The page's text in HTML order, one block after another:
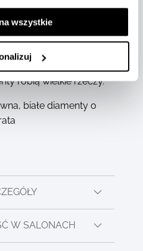
wszystkie
Choparda. Jego
kręcące się klejnoty
dwoma szafirowymi
od 1993 roku,
robią wielkie rzeczy.
białe diamenty o
W SALONACH